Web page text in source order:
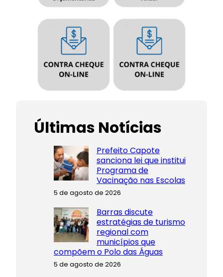
Últimas Notícias
Prefeito Capote
sanciona lei que institui
Programa de
Vacinação nas Escolas
5 de agosto de 2026
Barras discute
estratégias de turismo
regional com
municípios que
compõem o Polo das Águas
5 de agosto de 2026